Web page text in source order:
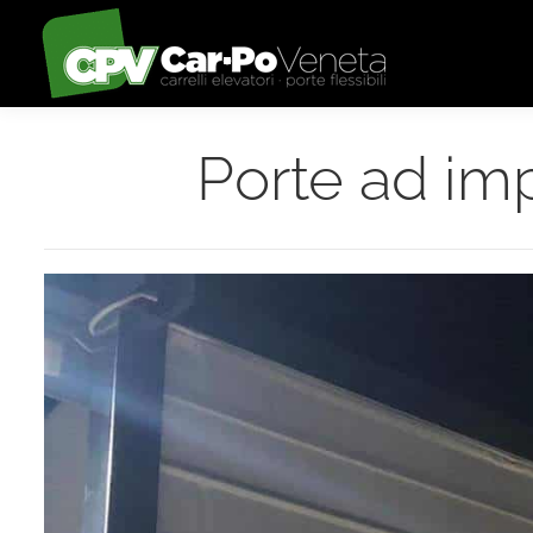
Porte ad